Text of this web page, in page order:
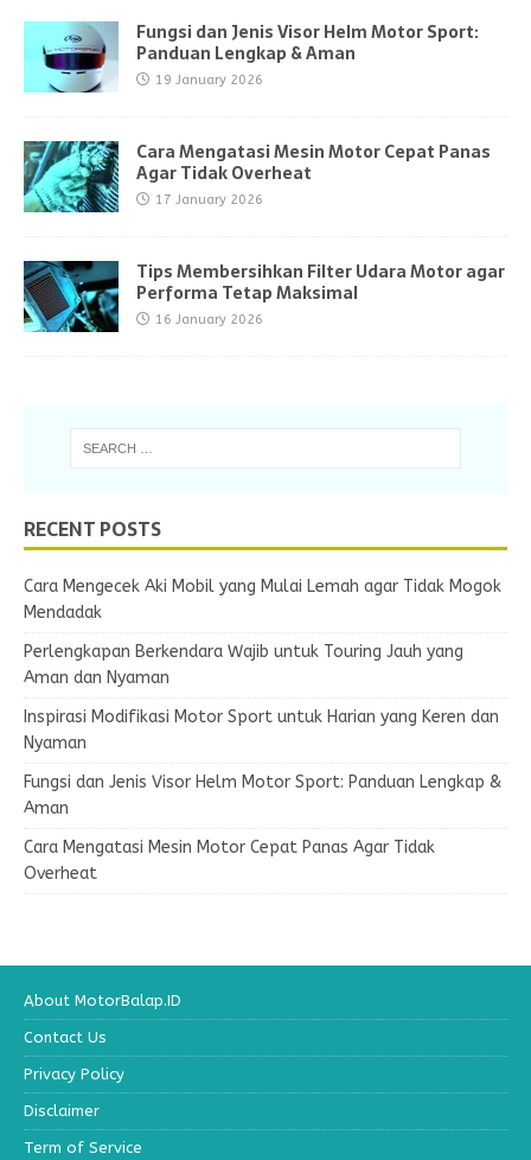
Fungsi dan Jenis Visor Helm Motor Sport:
Panduan Lengkap & Aman
19 January 2026
Cara Mengatasi Mesin Motor Cepat Panas
Agar Tidak Overheat
17 January 2026
Tips Membersihkan Filter Udara Motor agar
Performa Tetap Maksimal
16 January 2026
RECENT POSTS
Cara Mengecek Aki Mobil yang Mulai Lemah agar Tidak Mogok
Mendadak
Perlengkapan Berkendara Wajib untuk Touring Jauh yang
Aman dan Nyaman
Inspirasi Modifikasi Motor Sport untuk Harian yang Keren dan
Nyaman
Fungsi dan Jenis Visor Helm Motor Sport: Panduan Lengkap &
Aman
Cara Mengatasi Mesin Motor Cepat Panas Agar Tidak
Overheat
About MotorBalap.ID
Contact Us
Privacy Policy
Disclaimer
Term of Service